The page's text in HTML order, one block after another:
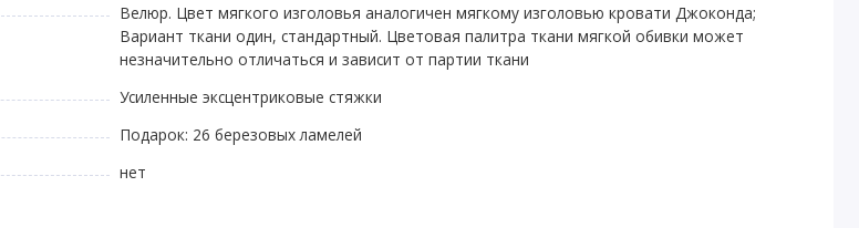
Велюр. Цвет мягкого изголовья аналогичен мягкому изголовью кровати Джоконда;
Вариант ткани один, стандартный. Цветовая палитра ткани мягкой обивки может
незначительно отличаться и зависит от партии ткани
Усиленные эксцентриковые стяжки
Подарок: 26 березовых ламелей
нет